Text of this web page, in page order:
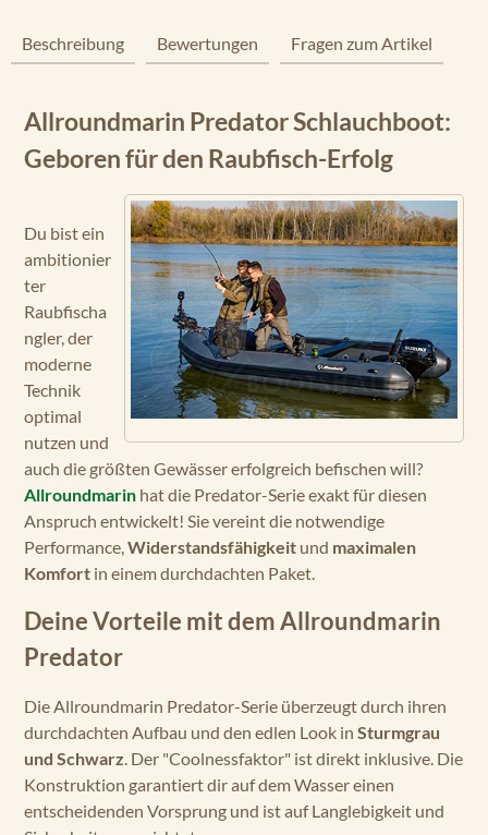
Beschreibung Bewertungen Fragen zum Artikel
Allroundmarin Predator Schlauchboot:
Geboren für den Raubfisch-Erfolg
Du bist ein
ambitionier
ter
Raubfischa
ngler, der
moderne
Technik
optimal
nutzen und
auch die größten Gewässer erfolgreich befischen will?
Allroundmarin hat die Predator-Serie exakt für diesen
Anspruch entwickelt! Sie vereint die notwendige
Performance,Widerstandsfähigkeit und maximalen
Komfort in einem durchdachten Paket.
Deine Vorteile mit dem Allroundmarin
Predator
Die Allroundmarin Predator-Serie überzeugt durch ihren
durchdachten Aufbau und den edlen Look in Sturmgrau
und Schwarz. Der "Coolnessfaktor" ist direkt inklusive. Die
Konstruktion garantiert dir auf dem Wasser einen
entscheidenden Vorsprung und ist auf Langlebigkeit und